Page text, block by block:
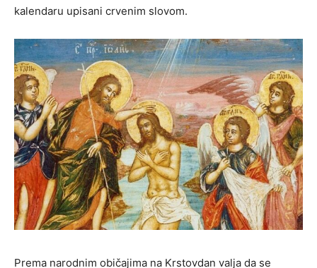
kalendaru upisani crvenim slovom.
Prema narodnim običajima na Krstovdan valja da se